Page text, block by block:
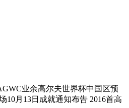
业余高尔夫世界杯中国区预
10月13日成就通知布告 2016首高